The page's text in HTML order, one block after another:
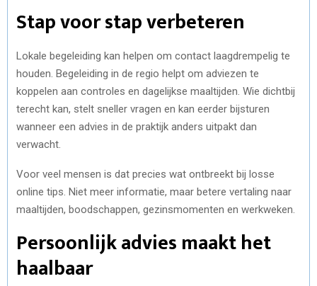
Stap voor stap verbeteren
Lokale begeleiding kan helpen om contact laagdrempelig te
houden. Begeleiding in de regio helpt om adviezen te
koppelen aan controles en dagelijkse maaltijden. Wie dichtbij
terecht kan, stelt sneller vragen en kan eerder bijsturen
wanneer een advies in de praktijk anders uitpakt dan
verwacht.
Voor veel mensen is dat precies wat ontbreekt bij losse
online tips. Niet meer informatie, maar betere vertaling naar
maaltijden, boodschappen, gezinsmomenten en werkweken.
Persoonlijk advies maakt het
haalbaar